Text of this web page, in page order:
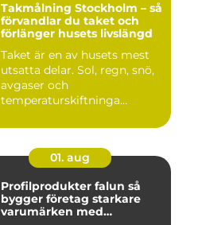
Takmålning Stockholm – så
förvandlar du taket och
förlänger husets livslängd
Taket är en av husets mest
utsatta delar. Sol, regn, snö,
avgaser och
temperaturskiftninga...
01. aug
Profilprodukter falun så
bygger företag starkare
varumärken med